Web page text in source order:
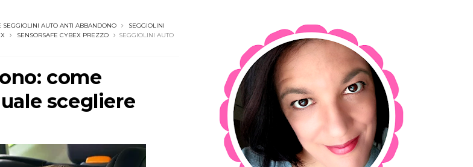
SEGGIOLINI AUTO ANTI ABBANDONO
SEGGIOLINI
SENSORSAFE CYBEX PREZZO
SEGGIOLINI AUTO
come
scegliere